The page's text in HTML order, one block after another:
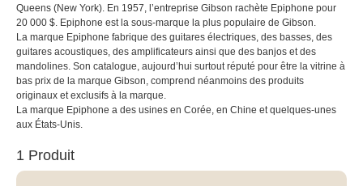
Queens (New York). En 1957, l’entreprise Gibson rachète Epiphone pour
20 000 $. Epiphone est la sous-marque la plus populaire de Gibson.
La marque Epiphone fabrique des guitares électriques, des basses, des
guitares acoustiques, des amplificateurs ainsi que des banjos et des
mandolines. Son catalogue, aujourd’hui surtout réputé pour être la vitrine à
bas prix de la marque Gibson, comprend néanmoins des produits
originaux et exclusifs à la marque.
La marque Epiphone a des usines en Corée, en Chine et quelques-unes
aux États-Unis.
1 Produit